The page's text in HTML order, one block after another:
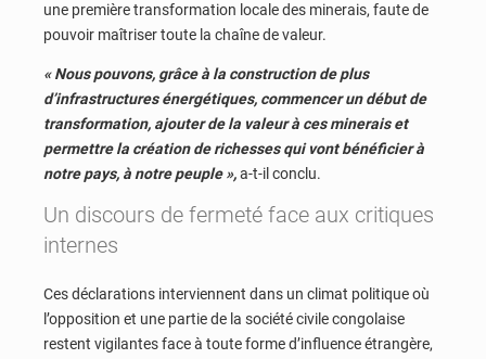
une première transformation locale des minerais, faute de
pouvoir maîtriser toute la chaîne de valeur.
« Nous pouvons, grâce à la construction de plus
d’infrastructures énergétiques, commencer un début de
transformation, ajouter de la valeur à ces minerais et
permettre la création de richesses qui vont bénéficier à
notre pays, à notre peuple »,a-t-il conclu.
Un discours de fermeté face aux critiques
internes
Ces déclarations interviennent dans un climat politique où
l’opposition et une partie de la société civile congolaise
restent vigilantes face à toute forme d’influence étrangère,